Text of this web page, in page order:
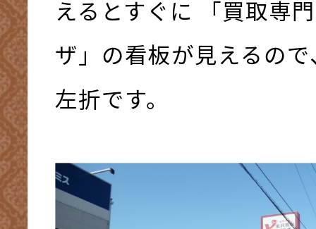
えるとすぐに 「買取専
ザ」の看板が見えるの
左折です。